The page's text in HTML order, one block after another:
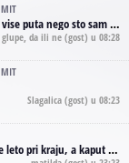
Te stoga zakljucujem da je Tom Waits Lady Gaga muzike namrstenih, ma
da ili ne (gost) u 08:28
Slagalica (gost) u 08:23
na pirotski ćilim je iz tradicije Navaho indijanaca ;)